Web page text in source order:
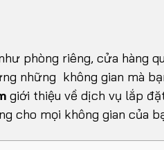
phòng riêng, cửa hàng
những không gian mà
giới thiệu về dịch vụ lắp
cho mọi không gian của